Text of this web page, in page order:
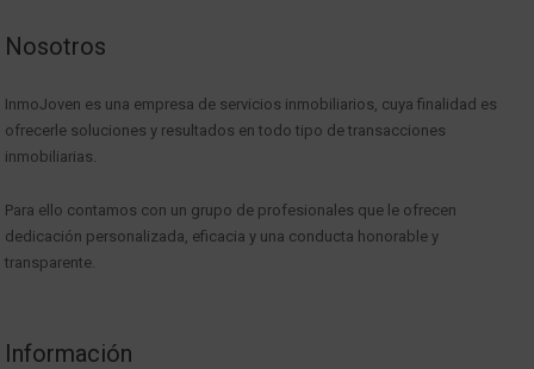
Nosotros
InmoJoven es una empresa de servicios inmobiliarios, cuya finalidad es
ofrecerle soluciones y resultados en todo tipo de transacciones
inmobiliarias.
Para ello contamos con un grupo de profesionales que le ofrecen
dedicación personalizada, eficacia y una conducta honorable y
transparente.
Información